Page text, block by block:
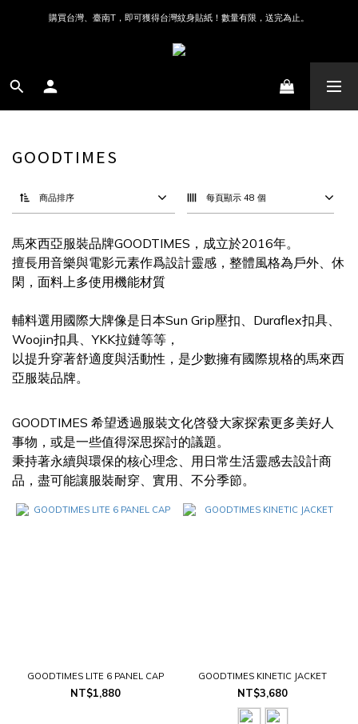
購買台灣、臺南T，即可獲得台灣紋身貼紙！數量有限，送完為止。
GOODTIMES
商品排序 每頁顯示 48 個
馬來西亞服裝品牌GOODTIMES，成立於2016年。
擅長用音樂與電影元素作爲設計靈感，整體風格為戶外、休
閑，面料上多使用機能材質
輔料選用國際大牌像是日本Sun Grip壓扣、Duraflex扣具、
Woojin扣具、YKK拉鏈等等，
以提升穿著舒適度與活動性，是少數擁有國際規格的馬來西
亞服裝品牌。
GOODTIMES 希望透過服裝文化啓發大家探索更多美好人
事物，或是一些值得深思探討的議題。
秉持著永續與環保的核心理念、用日常生活靈感去設計商
品，盡可能讓服裝耐穿、實用、不分季節。
GOODTIMES LITE 6 PANEL CAP
NT$1,880
GOODTIMES KINETIC JACKET
NT$3,680